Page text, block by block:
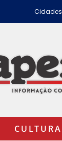
Cidades
CULTURA